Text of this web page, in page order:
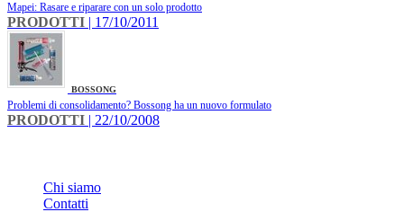
Mapei: Rasare e riparare con un solo prodotto
PRODOTTI | 17/10/2011
BOSSONG
Problemi di consolidamento? Bossong ha un nuovo formulato
PRODOTTI | 22/10/2008
Chi siamo
Contatti